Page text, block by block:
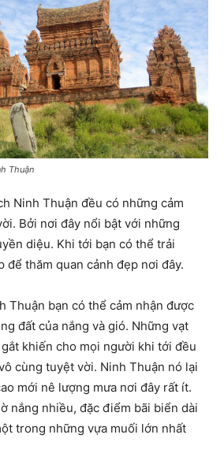
Thuận
Ninh Thuận đều có những cảm
Bởi nơi đây nổi bật với những
diệu. Khi tới bạn có thể trải
để thăm quan cảnh đẹp nơi đây.
Thuận bạn có thể cảm nhận được
đất của nắng và gió. Những vạt
khiến cho mọi người khi tới đều
cùng tuyệt vời. Ninh Thuận nó lại
mới nê lượng mưa nơi đây rất ít.
nắng nhiều, đặc điểm bãi biển dài
trong những vựa muối lớn nhất